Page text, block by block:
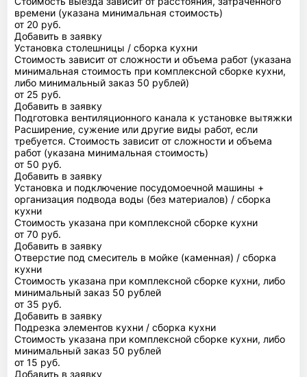
времени (указана минимальная стоимость)
от 20 руб.
Добавить в заявку
Установка столешницы / сборка кухни
Стоимость зависит от сложности и объема работ (указана
минимальная стоимость при комплексной сборке кухни,
либо минимальный заказ 50 рублей)
от 25 руб.
Добавить в заявку
Подготовка вентиляционного канала к установке вытяжки
Расширение, сужение или другие виды работ, если
требуется. Стоимость зависит от сложности и объема
работ (указана минимальная стоимость)
от 50 руб.
Добавить в заявку
Установка и подключение посудомоечной машины +
организация подвода воды (без материалов) / сборка
кухни
Стоимость указана при комплексной сборке кухни
от 70 руб.
Добавить в заявку
Отверстие под смеситель в мойке (каменная) / сборка
кухни
Стоимость указана при комплексной сборке кухни, либо
минимальный заказ 50 рублей
от 35 руб.
Добавить в заявку
Подрезка элементов кухни / сборка кухни
Стоимость указана при комплексной сборке кухни, либо
минимальный заказ 50 рублей
от 15 руб.
Добавить в заявку